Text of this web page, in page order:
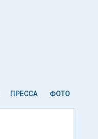
ПРЕССА ФОТО